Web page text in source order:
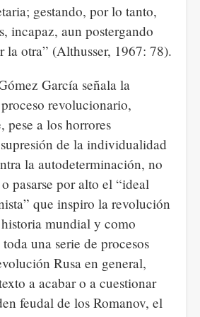
gestando, por lo tanto,
incapaz, aun postergando
la otra” (Althusser, 1967: 78).
García señala la
revolucionario,
pese a los horrores
de la individualidad
la autodeterminación, no
pasarse por alto el “ideal
que inspiro la revolución
mundial y como
una serie de procesos
Rusa en general,
a acabar o a cuestionar
feudal de los Romanov, el